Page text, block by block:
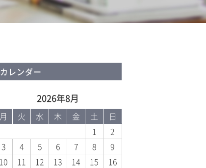
カレンダー
2026年8月
月 火 水 木 金 土
日
1
2
3
4 5 6 7 8
9
10
11 12 13 14 15
16